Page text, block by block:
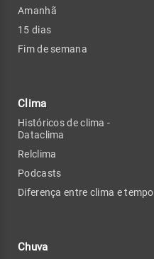
Amanhã
15 dias
Fim de semana
Clima
Históricos de clima -
Dataclima
Relclima
Podcasts
Diferença entre clima e tempo
Chuva